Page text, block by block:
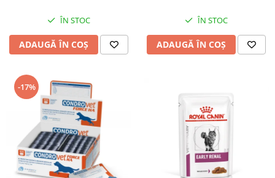
ÎN STOC
ADAUGĂ ÎN COȘ
ÎN STOC
ADAUGĂ ÎN COȘ
-17%